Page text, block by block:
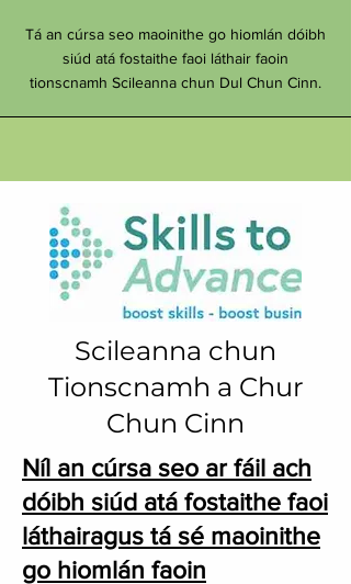
Tá an cúrsa seo maoinithe go hiomlán dóibh
siúd atá fostaithe faoi láthair faoin
tionscnamh Scileanna chun Dul Chun Cinn.
Scileanna chun
Tionscnamh a Chur
Chun Cinn
Níl an cúrsa seo ar fáil ach
dóibh siúd atá fostaithe faoi
láthairagus tá sé maoinithe
go hiomlán faoin